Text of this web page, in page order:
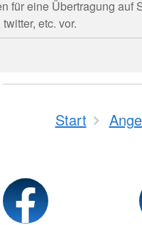
für eine Übertragung auf
etc. vor.
Start